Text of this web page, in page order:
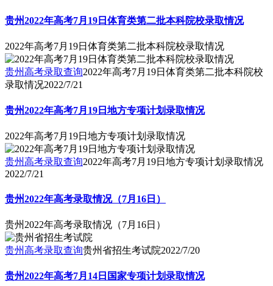
贵州2022年高考7月19日体育类第二批本科院校录取情况
2022年高考7月19日体育类第二批本科院校录取情况
贵州高考录取查询2022年高考7月19日体育类第二批本科院校
录取情况2022/7/21
贵州2022年高考7月19日地方专项计划录取情况
2022年高考7月19日地方专项计划录取情况
贵州高考录取查询2022年高考7月19日地方专项计划录取情况
2022/7/21
贵州2022年高考录取情况（7月16日）
贵州2022年高考录取情况（7月16日）
贵州高考录取查询贵州省招生考试院2022/7/20
贵州2022年高考7月14日国家专项计划录取情况